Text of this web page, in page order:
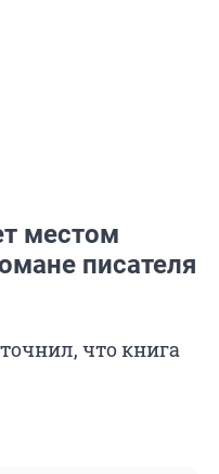
местом
писателя
что книга